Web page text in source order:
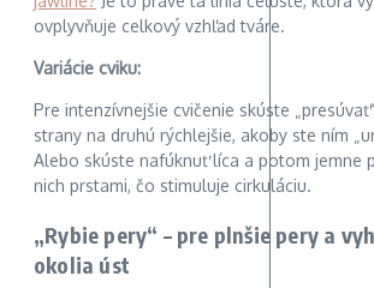
ovplyvňuje celkový vzhľad tváre.
Variácie cviku:
Pre intenzívnejšie cvičenie skúste
strany na druhú rýchlejšie, akoby ste ním
Alebo skúste nafúknuť líca a potom jemne
nich prstami, čo stimuluje cirkuláciu.
„Rybie pery“ – pre plnšie pery a
okolia úst